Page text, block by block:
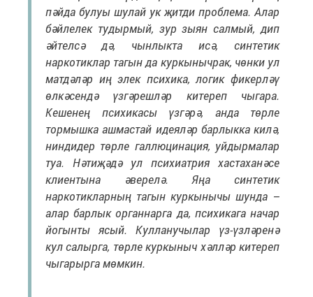
пәйда булуы шулай ук җитди проблема. Алар
бәйлелек тудырмый, зур зыян салмый, дип
әйтелсә дә, чынлыкта исә, синтетик
наркотиклар тагын да куркынычрак, чөнки ул
матдәләр иң элек психика, логик фикерләү
өлкәсендә үзгәрешләр китереп чыгара.
Кешенең психикасы үзгәрә, анда төрле
тормышка ашмастай идеяләр барлыкка килә,
ниндидер төрле галлюцинация, уйдырмалар
туа. Нәтиҗәдә ул психиатрия хастаханәсе
клиентына әверелә. Яңа синтетик
наркотикларның тагын куркынычы шунда –
алар барлык органнарга да, психикага начар
йогынты ясый. Кулланучылар үз-үзләренә
кул салырга, төрле куркыныч хәлләр китереп
чыгарырга мөмкин.